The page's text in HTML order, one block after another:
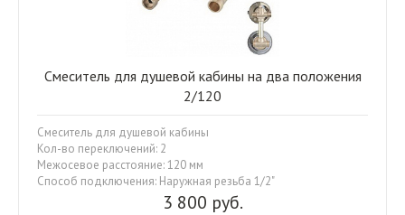
3 800 руб.
Смеситель для душевой кабины на два положения
2/120
Смеситель для душевой кабины
Кол-во переключений: 2
Межосевое расстояние: 120 мм
Способ подключения: Наружная резьба 1/2"